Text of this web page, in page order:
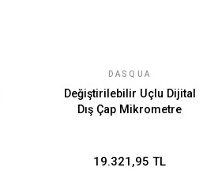
DASQUA
Değiştirilebilir Uçlu Dijital
Dış Çap Mikrometre
19.321,95 TL